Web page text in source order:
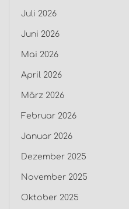
Juli 2026
Juni 2026
Mai 2026
April 2026
März 2026
Februar 2026
Januar 2026
Dezember 2025
November 2025
Oktober 2025